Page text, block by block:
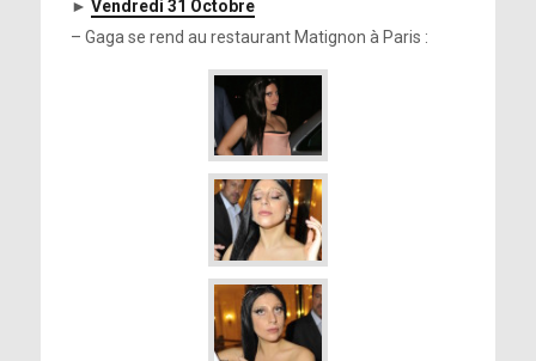
► Vendredi 31 Octobre
– Gaga se rend au restaurant Matignon à Paris :